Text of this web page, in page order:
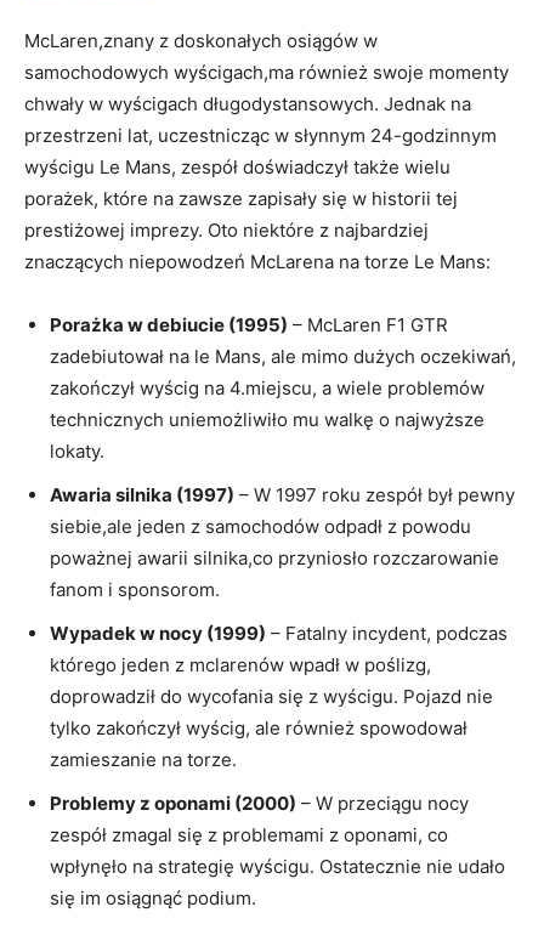
McLaren,znany z doskonałych osiągów w
samochodowych wyścigach,ma również swoje momenty
chwały w wyścigach długodystansowych. Jednak na
przestrzeni lat, uczestnicząc w słynnym 24-godzinnym
wyścigu Le Mans, zespół doświadczył także wielu
porażek, które na zawsze zapisały się w historii tej
prestiżowej imprezy. Oto niektóre z najbardziej
znaczących niepowodzeń McLarena na torze Le Mans:
Porażka w debiucie (1995) – McLaren F1 GTR
zadebiutował na le Mans, ale mimo dużych oczekiwań,
zakończył wyścig na 4.miejscu, a wiele problemów
technicznych uniemożliwiło mu walkę o najwyższe
lokaty.
Awaria silnika (1997) – W 1997 roku zespół był pewny
siebie,ale jeden z samochodów odpadł z powodu
poważnej awarii silnika,co przyniosło rozczarowanie
fanom i sponsorom.
Wypadek w nocy (1999) – Fatalny incydent, podczas
którego jeden z mclarenów wpadł w poślizg,
doprowadził do wycofania się z wyścigu. Pojazd nie
tylko zakończył wyścig, ale również spowodował
zamieszanie na torze.
Problemy z oponami (2000) – W przeciągu nocy
zespół zmagal się z problemami z oponami, co
wpłynęło na strategię wyścigu. Ostatecznie nie udało
się im osiągnąć podium.